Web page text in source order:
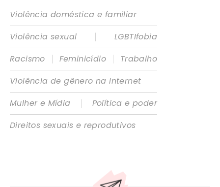
Violência doméstica e familiar
Violência sexual
|
LGBTIfobia
Racismo
| Feminicídio |
Trabalho
Violência de gênero na internet
Mulher e Mídia
|
Política e poder
Direitos sexuais e reprodutivos